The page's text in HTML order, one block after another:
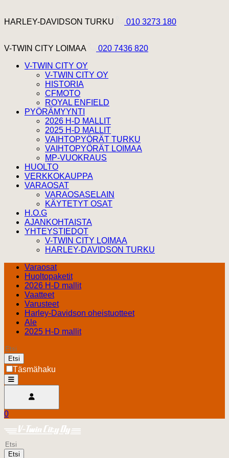
HARLEY-DAVIDSON TURKU
010 3273 180
V-TWIN CITY LOIMAA
020 7436 820
V-TWIN CITY OY
V-TWIN CITY OY
HISTORIA
CFMOTO
ROYAL ENFIELD
PYÖRÄMYYNTI
2026 H-D MALLIT
2025 H-D MALLIT
VAIHTOPYÖRÄT TURKU
VAIHTOPYÖRÄT LOIMAA
MP-VUOKRAUS
HUOLTO
VERKKOKAUPPA
VARAOSAT
VARAOSASELAIN
KÄYTETYT OSAT
H.O.G
AJANKOHTAISTA
YHTEYSTIEDOT
V-TWIN CITY LOIMAA
HARLEY-DAVIDSON TURKU
Varaosat
Huoltopaketit
2026 H-D mallit
Vaatteet
Varusteet
Harley-Davidson oheistuotteet
Ale
2025 H-D mallit
Etsi
Täsmähaku
open
Ostoskori
0.00 €
0
Harley Davidson Turku
Etsi